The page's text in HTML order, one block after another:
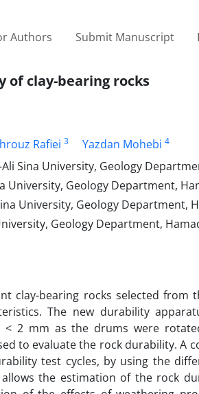
Authors Submit Manuscript
clay-bearing rocks
Rafiei 3 Yazdan Mohebi 4
Sina University, Geology
University, Geology Department,
University, Geology Department,
Geology Department,
clay-bearing rocks selected from
The new durability
< 2 mm as the drums were
to evaluate the rock durability. A
test cycles, by using the
allows the estimation of the rock